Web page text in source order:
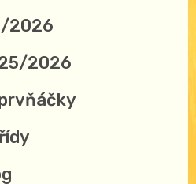
2026
2026